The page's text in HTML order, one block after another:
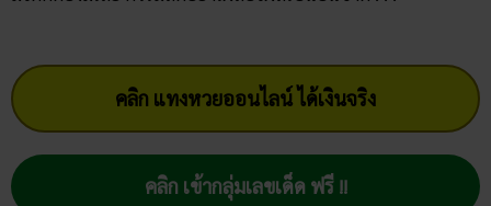
โชค สามารถเข้าไปร่วมสนุกกันได้ที่ ruay365.com รับรองว่า
อัตราจ่ายหวยจากเว็บนี้โดนใจแน่นอน แต่อย่าลืมว่า ขึ้นชื่อว่าหวย